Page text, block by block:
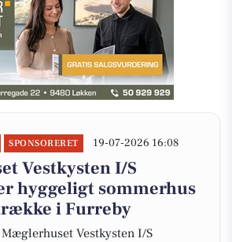
SPONSORERET 19-07-2026 16:08
Vestkysten I/S
hyggeligt sommerhus
i Furreby
Vestkysten I/S